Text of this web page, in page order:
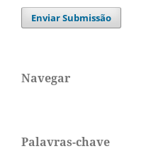
Enviar Submissão
Navegar
Palavras-chave